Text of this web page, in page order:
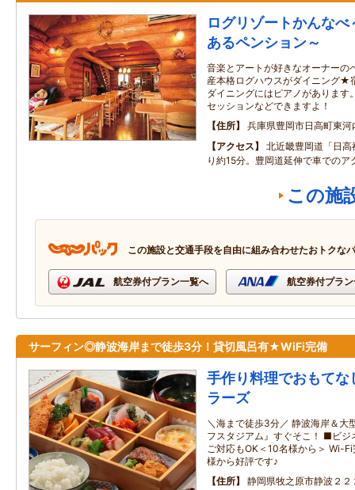
ログリゾートかんな
あるペンション～
音楽とアートが好きなオーナー
産本格ログハウスがダイニング
ダイニングにはピアノがあります
セッションなどできますよ！
住所
兵庫県豊岡市日高町東
アクセス
北近畿豊岡道「日
り約15分。豊岡道延伸で車での
この施
この施設と交通手段を自由に組み合わせたおトクな
航空券付プラン一覧へ 航空券付プラ
サーフィン◎静波海岸まで徒歩3分！貸切風呂有★WiFi完備
手作り料理でおもてな
ラーズ
＼海まで徒歩3分／ 静波海岸＆大
フスタジアム』すぐそこ！ ■ビ
ご対応もOK＜10名様から＞ Wi-
様から好評です♪
住所
静岡県牧之原市静波２２